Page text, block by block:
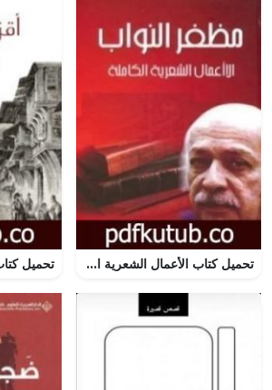
تحميل كتاب الأعمال الشعرية الكاملة PDF تأليف مظفر النواب مجانا [كامل]